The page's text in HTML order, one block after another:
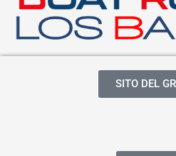
SITO DEL